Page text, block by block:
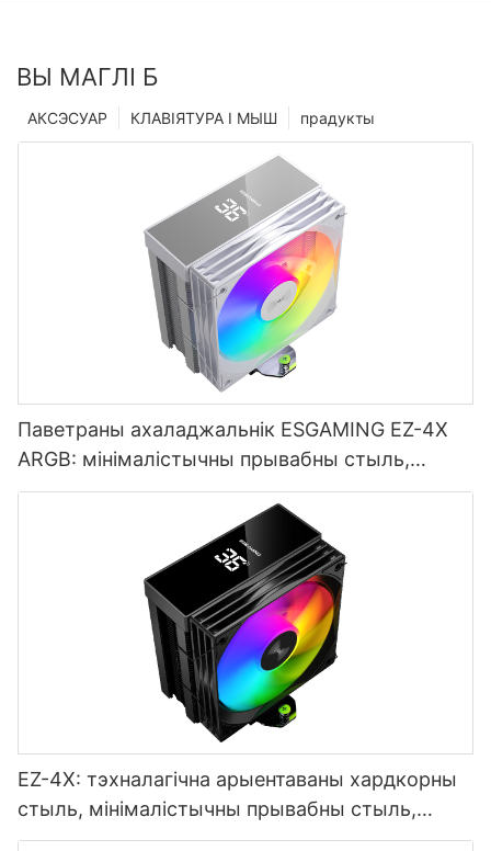
ВЫ МАГЛІ Б
прадукты
КЛАВІЯТУРА І МЫШ
АКСЭСУАР
Паветраны ахаладжальнік ESGAMING EZ-4X
ARGB: мінімалістычны прывабны стыль,
эфектыўны і бясшумны, выбар геймера
EZ-4X: тэхналагічна арыентаваны хардкорны
стыль, мінімалістычны прывабны стыль,
стыль, арыентаваны на вопыт -